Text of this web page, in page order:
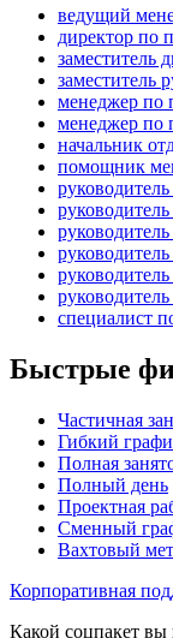
ведущий
директор по
заместитель
заместитель
менеджер по
менеджер по
начальник
помощник
специалист
Быстрые
Частичная
Гибкий
Полная
Полный день
Проектная
Сменный
Вахтовый
Корпоративная
Какой соцпакет вы